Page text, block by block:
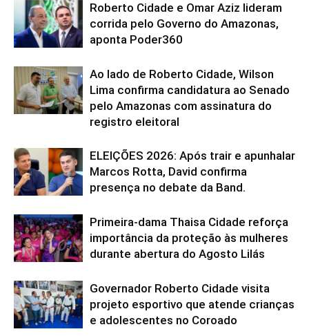
Roberto Cidade e Omar Aziz lideram
corrida pelo Governo do Amazonas,
aponta Poder360
Ao lado de Roberto Cidade, Wilson
Lima confirma candidatura ao Senado
pelo Amazonas com assinatura do
registro eleitoral
ELEIÇÕES 2026: Após trair e apunhalar
Marcos Rotta, David confirma
presença no debate da Band.
Primeira-dama Thaisa Cidade reforça
importância da proteção às mulheres
durante abertura do Agosto Lilás
Governador Roberto Cidade visita
projeto esportivo que atende crianças
e adolescentes no Coroado